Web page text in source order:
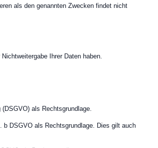
als den genannten Zwecken findet nicht
Ihrer Daten haben.
als Rechtsgrundlage.
b DSGVO als Rechtsgrundlage. Dies gilt auch